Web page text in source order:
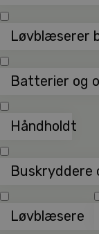
Løvblæserer
Batterier og
Håndholdt
Buskryddere
Løvblæsere